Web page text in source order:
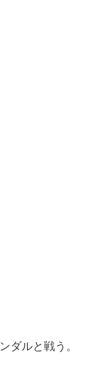
ダルと戦う。